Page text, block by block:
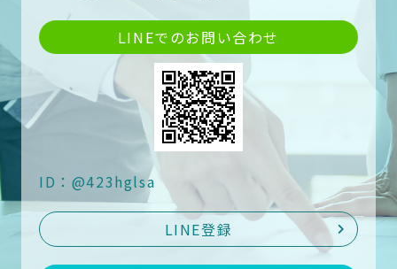
LINEでのお問い合わせ
ID：@423hglsa
LINE登録